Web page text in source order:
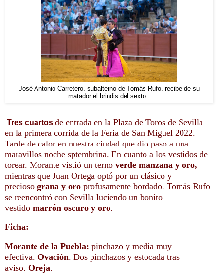
José Antonio Carretero, subalterno de Tomás Rufo, recibe de su
matador el brindis del sexto.
Tres cuartos de entrada en la Plaza de Toros de Sevilla
en la primera corrida de la Feria de San Miguel 2022.
Tarde de calor en nuestra ciudad que dio paso a una
maravillos noche sptembrina. En cuanto a los vestidos de
torear. Morante vistió un terno verde manzana y oro,
mientras que Juan Ortega optó por un clásico y
precioso grana y oro profusamente bordado. Tomás Rufo
se reencontró con Sevilla luciendo un bonito
vestido marrón oscuro y oro.
Ficha:
Morante de la Puebla: pinchazo y media muy
efectiva. Ovación. Dos pinchazos y estocada tras
aviso. Oreja.